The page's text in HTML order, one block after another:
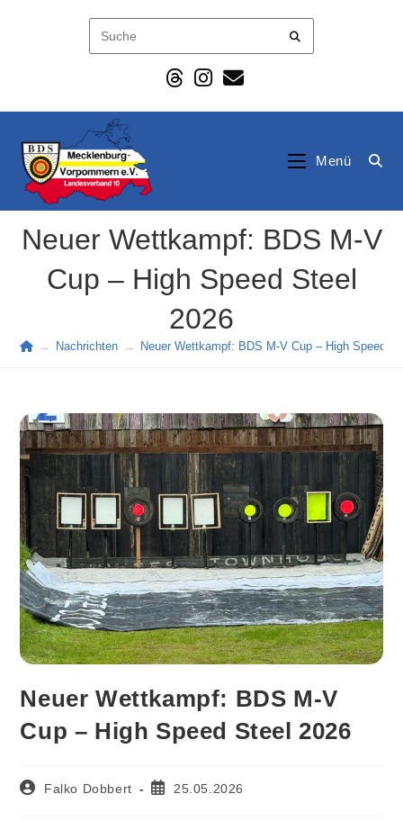
Menü
Neuer Wettkampf: BDS M-V
Cup – High Speed Steel
2026
→ Nachrichten → Neuer Wettkampf: BDS M-V Cup – High Speed
Neuer Wettkampf: BDS M-V
Cup – High Speed Steel 2026
Beitrags-
Falko Dobbert
Beitrag25.05.2026